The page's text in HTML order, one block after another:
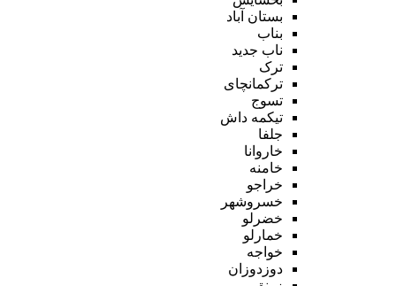
بستان آباد
بناب
ناب جدید
ترک
ترکمانچای
تسوج
تیکمه داش
جلفا
خاروانا
خامنه
خراجو
خسروشهر
خضرلو
خمارلو
خواجه
دوزدوزان